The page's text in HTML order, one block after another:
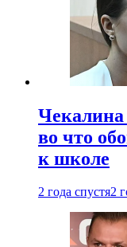
Чекалина
во что
к школе
2 года спустя2